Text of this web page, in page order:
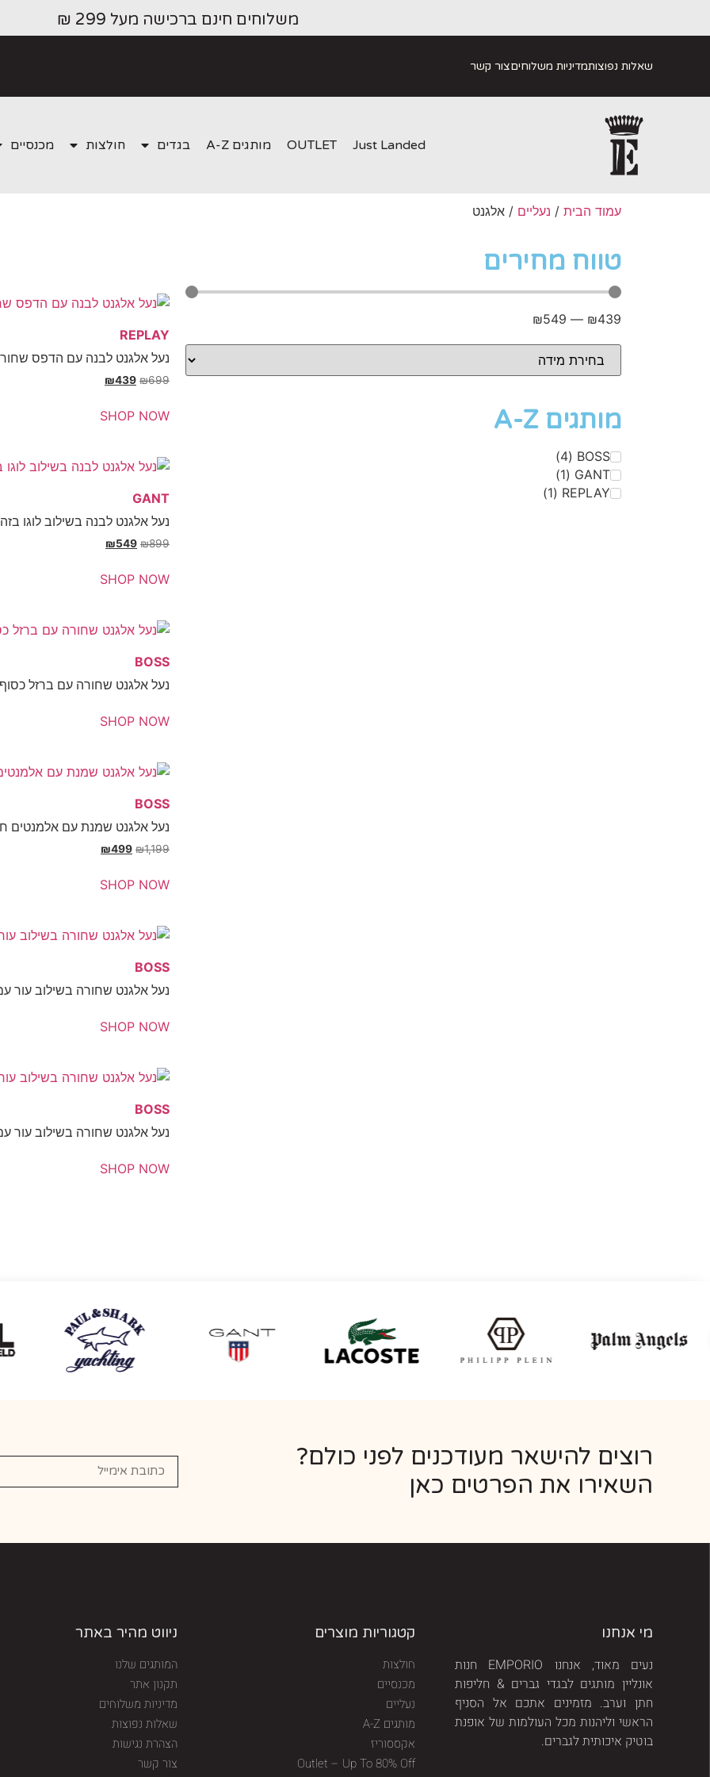
משלוחים חינם ברכישה מעל 299 ₪
שאלות נפוצותמדיניות משלוחיםצור קשר
Just Landed
OUTLET מותגים A-Z בגדים חולצות מכנסיים
עמוד הבית / נעליים / אלגנט
טווח מחירים
₪439
—
₪549
מותגים A-Z
BOSS
(
4
)
GANT
(
1
)
REPLAY
(
1
)
REPLAY
נעל אלגנט לבנה עם הדפס
₪699
₪439
SHOP NOW
GANT
נעל אלגנט לבנה בשילוב לוגו
₪899
₪549
SHOP NOW
BOSS
נעל אלגנט שחורה עם ברזל כסוף
SHOP NOW
BOSS
נעל אלגנט שמנת עם אלמנטים
₪1,199
₪499
SHOP NOW
BOSS
נעל אלגנט שחורה בשילוב עור
SHOP NOW
BOSS
נעל אלגנט שחורה בשילוב עור
SHOP NOW
רוצים להישאר מעודכנים לפני כולם?
השאירו את הפרטים כאן
מי אנחנו
נעים מאוד, אנחנו EMPORIO חנות
אונליין מותגים לבגדי גברים & חליפות
חתן וערב. מזמינים אתכם אל הסניף
הראשי וליהנות מכל העולמות של אופנת
בוטיק איכותית לגברים.
קטגוריות מוצרים
חולצות
מכנסיים
נעליים
מותגים A-Z
אקססוריז
Outlet – Up To 80% Off
ניווט מהיר באתר
המותגים שלנו
תקנון אתר
מדיניות משלוחים
שאלות נפוצות
הצהרת נגישות
צור קשר